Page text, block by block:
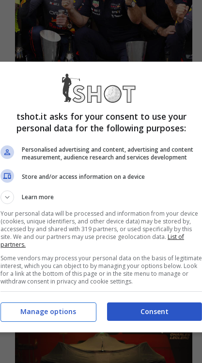
Via dalla Red Bull per
trasferirsi alla Ferrari,
esplode la bomba in
Ha del clamoroso la rivelazione delle
ultime ore. Riguarda uno dei personaggi
più autorevoli del paddock, ecco chi 7
titoli piloti, ...
tshot.it asks for your consent to use your
personal data for the following purposes:
Personalised advertising and content, advertising and content
measurement, audience research and services development
Store and/or access information on a device
Learn more
Your personal data will be processed and information from your device
(cookies, unique identifiers, and other device data) may be stored by,
accessed by and shared with 319 partners, or used specifically by this
site. We and our partners may use precise geolocation data. List of
partners.
Some vendors may process your personal data on the basis of legitimate
interest, which you can object to by managing your options below. Look
for a link at the bottom of this page or in the site menu to manage or
withdraw consent in privacy and cookie settings.
Consent
Manage options